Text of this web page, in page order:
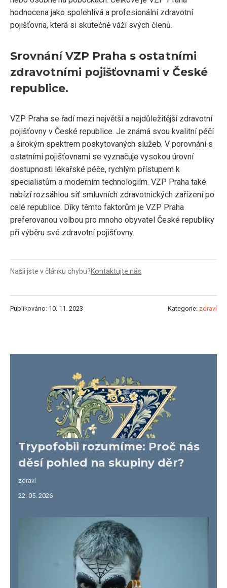
hodnocena jako spolehlivá a profesionální zdravotní
pojišťovna, která si skutečně váží svých členů.
Srovnání VZP Praha s ostatními
zdravotními pojišťovnami v České
republice.
VZP Praha se řadí mezi největší a nejdůležitější zdravotní
pojišťovny v České republice. Je známá svou kvalitní péčí
a širokým spektrem poskytovaných služeb. V porovnání s
ostatními pojišťovnami se vyznačuje vysokou úrovní
dostupnosti lékařské péče, rychlým přístupem k
specialistům a moderním technologiím. VZP Praha také
nabízí rozsáhlou síť smluvních zdravotnických zařízení po
celé republice. Díky těmto faktorům je VZP Praha
preferovanou volbou pro mnoho obyvatel České republiky
při výběru své zdravotní pojišťovny.
Našli jste v článku chybu?Kontaktujte nás
Publikováno: 10. 11. 2023 Kategorie: zdraví
Trypofobii rozumíme: Proč nás
děsí pohled na skupiny děr?
zdraví
22. 05. 2026